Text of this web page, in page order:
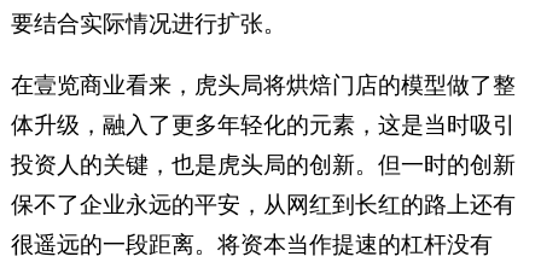
要结合实际情况进行扩张。
在壹览商业看来，虎头局将烘焙门店的模型做了整
体升级，融入了更多年轻化的元素，这是当时吸引
投资人的关键，也是虎头局的创新。但一时的创新
保不了企业永远的平安，从网红到长红的路上还有
很遥远的一段距离。将资本当作提速的杠杆没有